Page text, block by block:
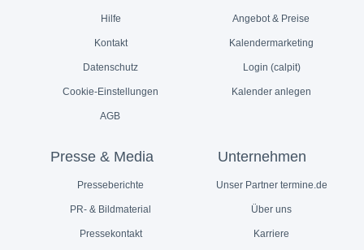
Hilfe
Kontakt
Datenschutz
Cookie-Einstellungen
AGB
Angebot & Preise
Kalendermarketing
Login (calpit)
Kalender anlegen
Presse & Media
Presseberichte
PR- & Bildmaterial
Pressekontakt
Unternehmen
Unser Partner termine.de
Über uns
Karriere